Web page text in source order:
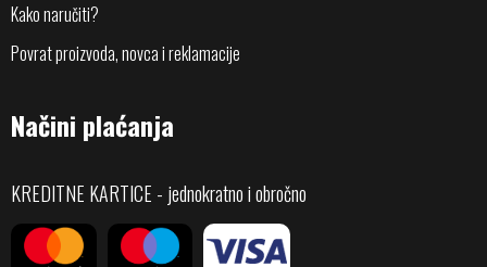
Kako naručiti?
Povrat proizvoda, novca i reklamacije
Načini plaćanja
KREDITNE KARTICE - jednokratno i obročno